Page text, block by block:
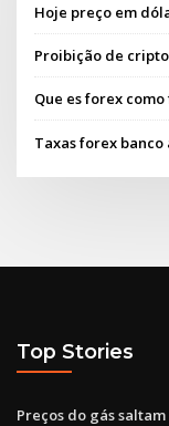
Hoje preço em
Proibição de
Que es forex
Taxas forex banco
Top Stories
Preços do gás